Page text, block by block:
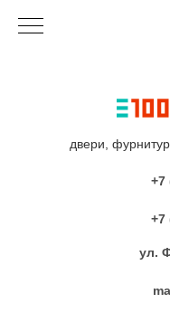
двери,
+7
+7
ул.